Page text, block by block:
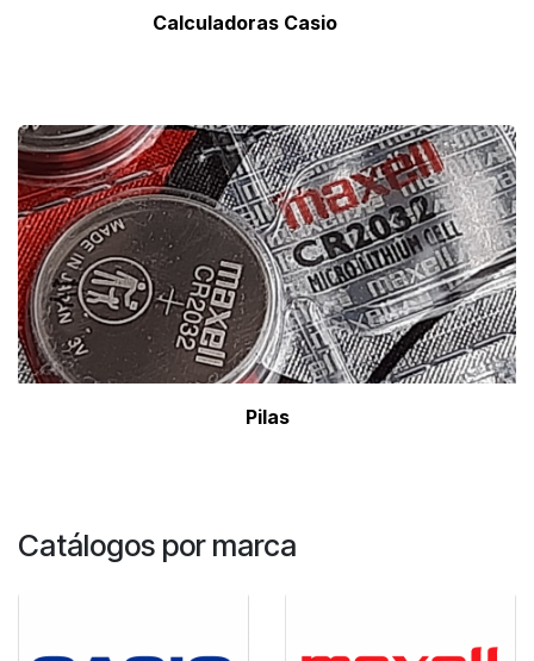
Calculadoras Casio
Pilas
Catálogos por marca